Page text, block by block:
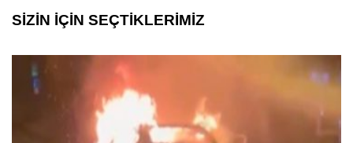
SİZİN İÇİN SEÇTİKLERİMİZ